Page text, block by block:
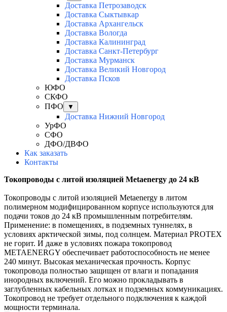
Доставка Петрозаводск
Доставка Сыктывкар
Доставка Архангельск
Доставка Вологда
Доставка Калининград
Доставка Санкт-Петербург
Доставка Мурманск
Доставка Великий Новгород
Доставка Псков
ЮФО
СКФО
ПФО
▼
Доставка Нижний Новгород
УрФО
СФО
ДФО/ДВФО
Как заказать
Контакты
Токопроводы с литой изоляцией Metaenergy до 24 кВ
Токопроводы с литой изоляцией Metaenergy в литом
полимерном модифицированном корпусе используются для
подачи токов до 24 кВ промышленным потребителям.
Применение: в помещениях, в подземных туннелях, в
условиях арктической зимы, под солнцем. Материал PROTEX
не горит. И даже в условиях пожара токопровод
METAENERGY обеспечивает работоспособность не менее
240 минут. Высокая механическая прочность. Корпус
токопровода полностью защищен от влаги и попадания
инородных включений. Его можно прокладывать в
заглубленных кабельных лотках и подземных коммуникациях.
Токопровод не требует отдельного подключения к каждой
мощности терминала.